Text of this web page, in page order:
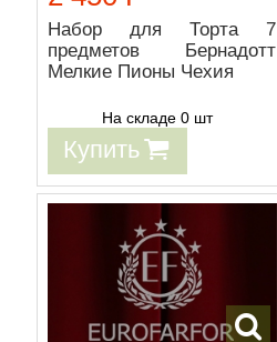
Набор для Торта 7
предметов Бернадотт
Мелкие Пионы Чехия
На складе 0 шт
Купить